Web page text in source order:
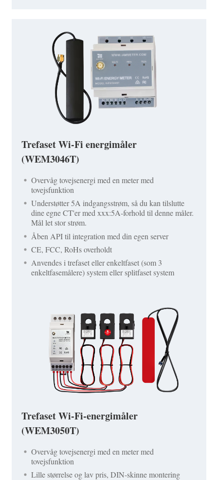
Trefaset Wi-Fi energimåler
(WEM3046T)
Overvåg tovejsenergi med en meter med
tovejsfunktion
Understøtter 5A indgangsstrøm, så du kan tilslutte
dine egne CT'er med xxx:5A-forhold til denne måler.
Mål let stor strøm.
Åben API til integration med din egen server
CE, FCC, RoHs overholdt
Anvendes i trefaset eller enkeltfaset (som 3
enkeltfasemålere) system eller splitfaset system
Trefaset Wi-Fi-energimåler
(WEM3050T)
Overvåg tovejsenergi med en meter med
tovejsfunktion
Lille størrelse og lav pris, DIN-skinne montering